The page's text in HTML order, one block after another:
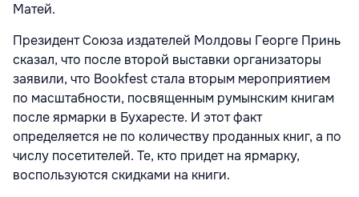
Матей.
Президент Союза издателей Молдовы Георге Принь
сказал, что после второй выставки организаторы
заявили, что Bookfest стала вторым мероприятием
по масштабности, посвященным румынским книгам
после ярмарки в Бухаресте. И этот факт
определяется не по количеству проданных книг, а по
числу посетителей. Те, кто придет на ярмарку,
воспользуются скидками на книги.